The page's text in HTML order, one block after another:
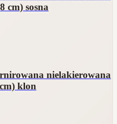
cm) sosna
nielakierowana
klon